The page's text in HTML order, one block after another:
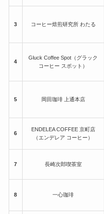
3 コーヒー焙煎研究所 わたる
4
Gluck Coffee Spot（グラック
コーヒー スポット）
5 岡田珈琲 上通本店
6
ENDELEA COFFEE 京町店
（エンデレア コーヒー）
7 長崎次郎喫茶室
8 一心珈琲